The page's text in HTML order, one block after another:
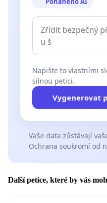
Napište to vlastními
silnou petici.
Vygenerovat
Vaše data zůstávají
Ochrana soukromí od
Další petice, které by vás